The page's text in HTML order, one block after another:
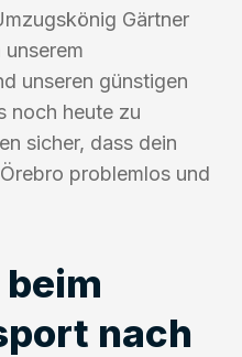
Gärtner
unseren günstigen
noch heute zu
sicher, dass dein
problemlos und
nach